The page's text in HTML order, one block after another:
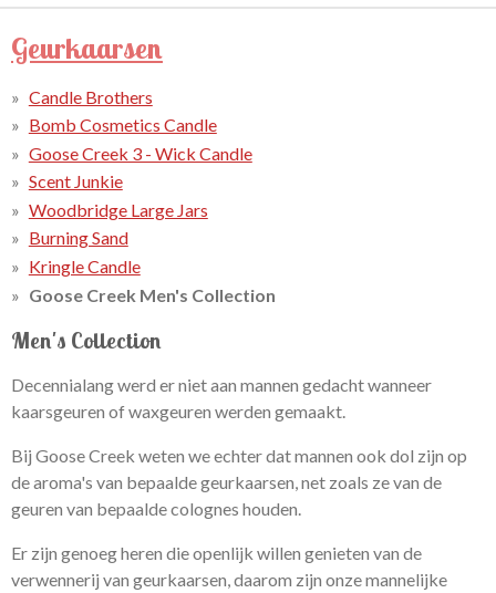
Geurkaarsen
Candle Brothers
Bomb Cosmetics Candle
Goose Creek 3 - Wick Candle
Scent Junkie
Woodbridge Large Jars
Burning Sand
Kringle Candle
Goose Creek Men's Collection
Men's Collection
Decennialang werd er niet aan mannen gedacht wanneer
kaarsgeuren of waxgeuren werden gemaakt.
Bij Goose Creek weten we echter dat mannen ook dol zijn op
de aroma's van bepaalde geurkaarsen, net zoals ze van de
geuren van bepaalde colognes houden.
Er zijn genoeg heren die openlijk willen genieten van de
verwennerij van geurkaarsen, daarom zijn onze mannelijke